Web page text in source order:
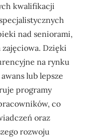
kwalifikacji
nad seniorami,
Dzięki
na rynku
lub lepsze
programy
co
oraz
rozwoju